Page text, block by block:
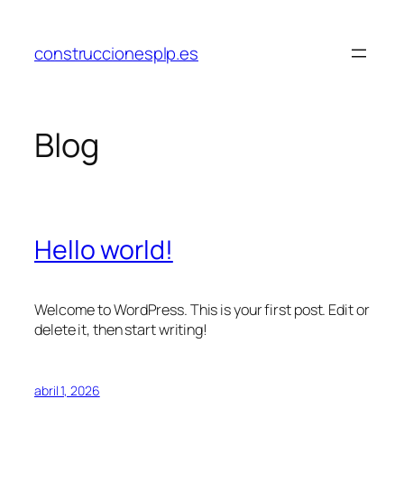
contenido
construccionesplp.es
Blog
Hello world!
Welcome to WordPress. This is your first post. Edit or
delete it, then start writing!
abril 1, 2026